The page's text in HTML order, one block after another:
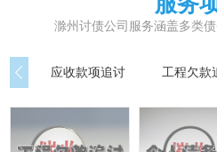
滁州讨债公司服务涵盖多类
应收款项追讨 工程欠款